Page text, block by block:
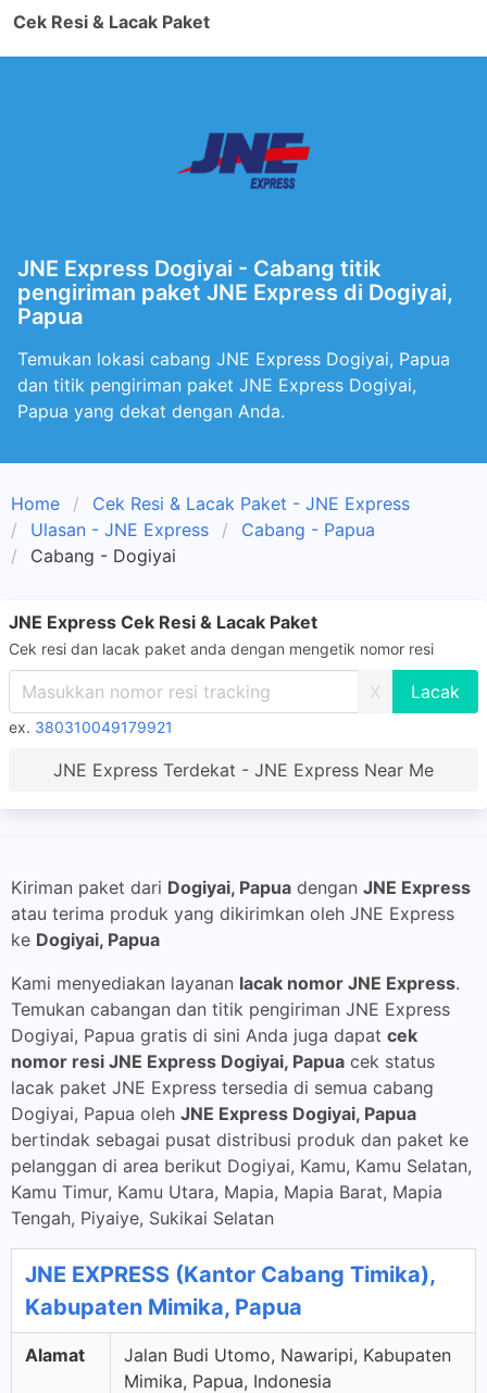
Cek Resi & Lacak Paket
JNE Express Dogiyai - Cabang titik
pengiriman paket JNE Express di Dogiyai,
Papua
Temukan lokasi cabang JNE Express Dogiyai, Papua
dan titik pengiriman paket JNE Express Dogiyai,
Papua yang dekat dengan Anda.
Home
Cek Resi & Lacak Paket - JNE Express
Ulasan - JNE Express
Cabang - Papua
Cabang - Dogiyai
JNE Express Cek Resi & Lacak Paket
Cek resi dan lacak paket anda dengan mengetik nomor resi
X
ex. 380310049179921
JNE Express Terdekat - JNE Express Near Me
Kiriman paket dari Dogiyai, Papua dengan JNE Express
atau terima produk yang dikirimkan oleh JNE Express
ke Dogiyai, Papua
Kami menyediakan layanan lacak nomor JNE Express.
Temukan cabangan dan titik pengiriman JNE Express
Dogiyai, Papua gratis di sini Anda juga dapat cek
nomor resi JNE Express Dogiyai, Papua cek status
lacak paket JNE Express tersedia di semua cabang
Dogiyai, Papua oleh JNE Express Dogiyai, Papua
bertindak sebagai pusat distribusi produk dan paket ke
pelanggan di area berikut Dogiyai, Kamu, Kamu Selatan,
Kamu Timur, Kamu Utara, Mapia, Mapia Barat, Mapia
Tengah, Piyaiye, Sukikai Selatan
JNE EXPRESS (Kantor Cabang Timika),
Kabupaten Mimika, Papua
Alamat
Jalan Budi Utomo, Nawaripi, Kabupaten
Mimika, Papua, Indonesia